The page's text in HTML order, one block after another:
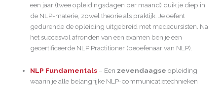
een jaar (twee opleidingsdagen per maand) duik je diep in
de NLP-materie, zowel theorie als praktijk. Je oefent
gedurende de opleiding uitgebreid met medecursisten. Na
het succesvol afronden van een examen ben je een
gecertificeerde NLP Practitioner (beoefenaar van NLP).
NLP Fundamentals – Een zevendaagse opleiding
waarin je alle belangrijke NLP-communicatietechnieken